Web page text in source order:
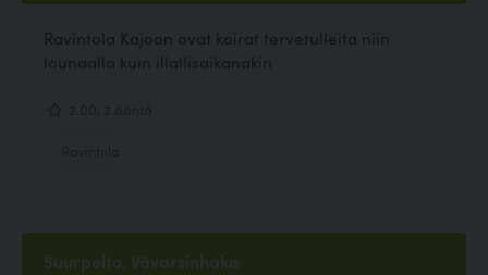
Ravintola Kajoon ovat koirat tervetulleita niin
lounaalla kuin illallisaikanakin
Suurpelto, Vävarsinhaka